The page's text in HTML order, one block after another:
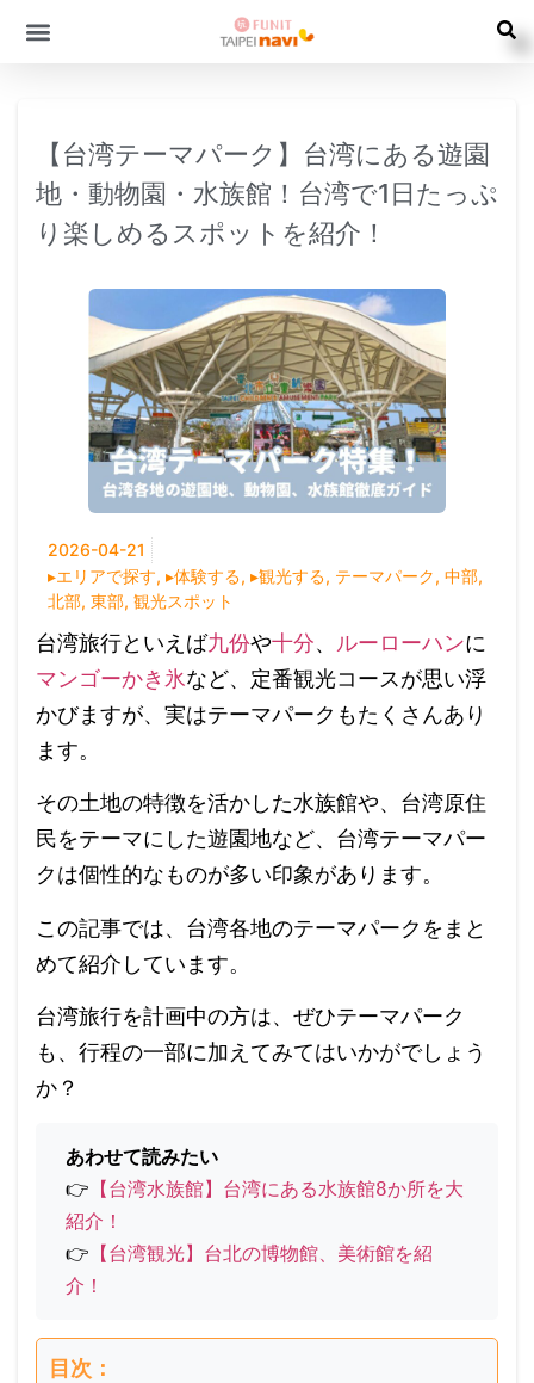
【台湾テーマパーク】台湾にある遊園
地・動物園・水族館！台湾で1日たっぷ
り楽しめるスポットを紹介！
2026-04-21
▸エリアで探す, ▸体験する, ▸観光する, テーマパーク, 中部,
北部, 東部, 観光スポット
台湾旅行といえば九份や十分、 ルーローハンに
マンゴーかき氷など、定番観光コースが思い浮
かびますが、実はテーマパークもたくさんあり
ます。
その土地の特徴を活かした水族館や、台湾原住
民をテーマにした遊園地など、台湾テーマパー
クは個性的なものが多い印象があります。
この記事では、台湾各地のテーマパークをまと
めて紹介しています。
台湾旅行を計画中の方は、ぜひテーマパーク
も、行程の一部に加えてみてはいかがでしょう
か？
あわせて読みたい
👉 【台湾水族館】台湾にある水族館8か所を大
紹介！
👉 【台湾観光】台北の博物館、美術館を紹
介！
目次：